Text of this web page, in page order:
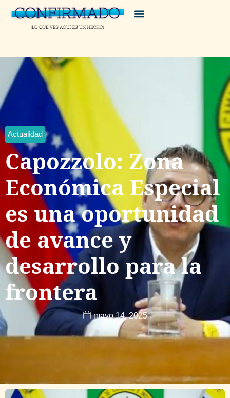
Actualidad
Capozzolo: Zona
Económica Especial
es una oportunidad
de avance y
desarrollo para la
frontera
mayo 14, 2025